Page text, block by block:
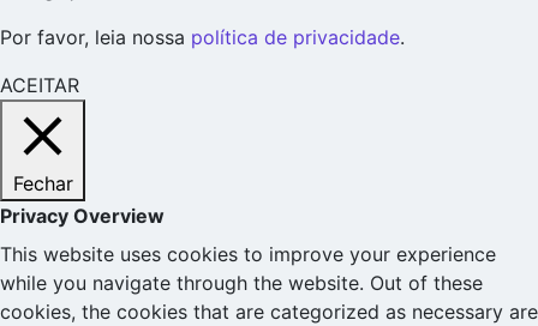
Por favor, leia nossa política de privacidade.
ACEITAR
Fechar
Privacy Overview
This website uses cookies to improve your experience
while you navigate through the website. Out of these
cookies, the cookies that are categorized as necessary are